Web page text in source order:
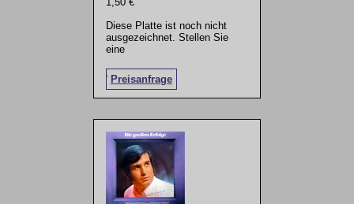
Diese Platte ist noch nicht
ausgezeichnet. Stellen Sie
eine
Preisanfrage
.